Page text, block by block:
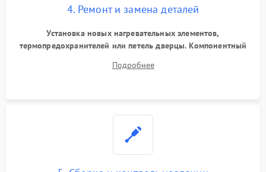
4. Ремонт и замена деталей
Установка новых нагревательных элементов,
термопредохранителей или петель дверцы. Компонентный
выгоревших реле, восстановление контактов и замена
Подробнее